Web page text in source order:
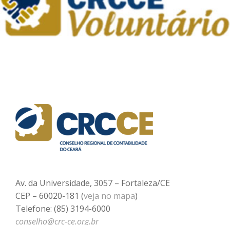
Av. da Universidade, 3057 – Fortaleza/CE
CEP – 60020-181 (veja no mapa)
Telefone: (85) 3194-6000
conselho@crc-ce.org.br